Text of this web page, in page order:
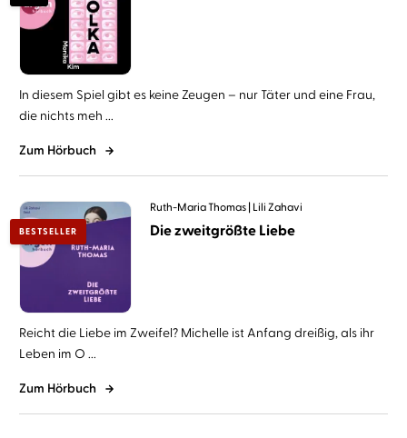
In diesem Spiel gibt es keine Zeugen – nur Täter und eine Frau,
die nichts meh ...
Zum Hörbuch
BESTSELLER
Ruth-Maria Thomas Lili Zahavi
Die zweitgrößte Liebe
Reicht die Liebe im Zweifel? Michelle ist Anfang dreißig, als ihr
Leben im O ...
Zum Hörbuch